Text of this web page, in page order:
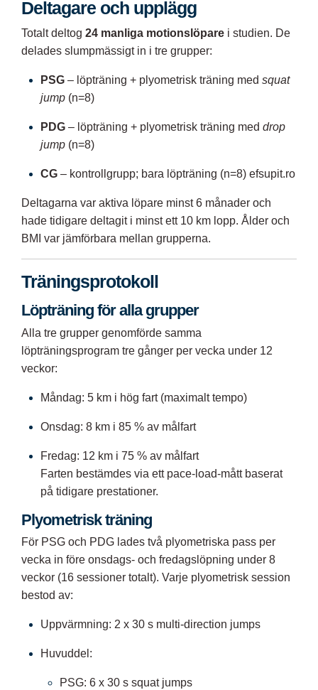
Deltagare och upplägg
Totalt deltog 24 manliga motionslöpare i studien. De
delades slumpmässigt in i tre grupper:
PSG – löpträning + plyometrisk träning medsquat
jump (n=8)
PDG – löpträning + plyometrisk träning meddrop
jump (n=8)
CG – kontrollgrupp; bara löpträning (n=8)efsupit.ro
Deltagarna var aktiva löpare minst 6 månader och
hade tidigare deltagit i minst ett 10 km lopp. Ålder och
BMI var jämförbara mellan grupperna.
Träningsprotokoll
Löpträning för alla grupper
Alla tre grupper genomförde samma
löpträningsprogram tre gånger per vecka under 12
veckor:
Måndag: 5 km i hög fart (maximalt tempo)
Onsdag: 8 km i 85 % av målfart
Fredag: 12 km i 75 % av målfart
Farten bestämdes via ett pace-load-mått baserat
på tidigare prestationer.
Plyometrisk träning
För PSG och PDG lades två plyometriska pass per
vecka in före onsdags- och fredagslöpning under 8
veckor (16 sessioner totalt). Varje plyometrisk session
bestod av:
Uppvärmning: 2 x 30 s multi-direction jumps
Huvuddel:
PSG: 6 x 30 s squat jumps